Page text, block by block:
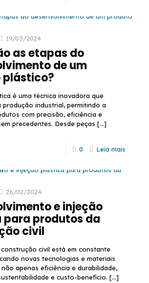
19/03/2024
as etapas do
de um
é uma técnica inovadora que
industrial, permitindo a
com precisão, eficiência e
precedentes. Desde peças […]
0 Leia mais
26/02/2024
e injeção
produtos da
civil
civil está em constante
novas tecnologias e materiais
apenas eficiência e durabilidade,
e custo-benefício. […]